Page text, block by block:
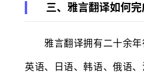
三、雅言翻译如何完
雅言翻译拥有二十余年
英语、日语、韩语、俄语